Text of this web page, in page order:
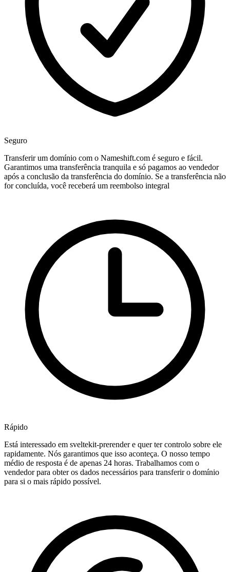
Seguro
Transferir um domínio com o Nameshift.com é seguro e fácil.
Garantimos uma transferência tranquila e só pagamos ao vendedor
após a conclusão da transferência do domínio. Se a transferência não
for concluída, você receberá um reembolso integral
Rápido
Está interessado em sveltekit-prerender e quer ter controlo sobre ele
rapidamente. Nós garantimos que isso aconteça. O nosso tempo
médio de resposta é de apenas 24 horas. Trabalhamos com o
vendedor para obter os dados necessários para transferir o domínio
para si o mais rápido possível.